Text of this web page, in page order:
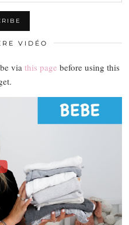
VIDÉO
via this page before using this